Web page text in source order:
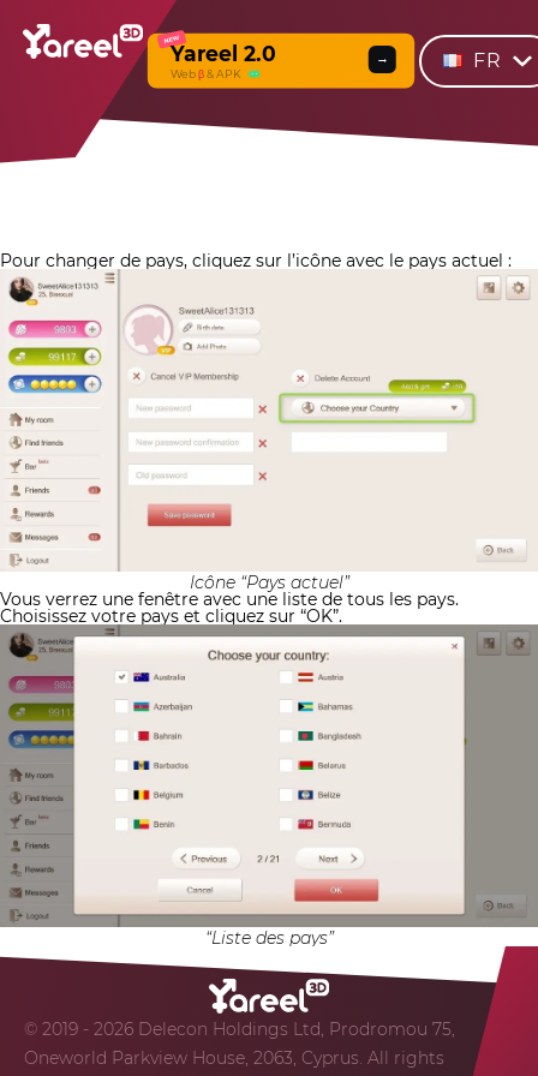
NEW
Yareel 2.0
Webβ & APK
→ FR
Pour changer de pays, cliquez sur l’icône avec le pays actuel :
Icône “Pays actuel”
Vous verrez une fenêtre avec une liste de tous les pays.
Choisissez votre pays et cliquez sur “OK”.
“Liste des pays”
© 2019 - 2026 Delecon Holdings Ltd, Prodromou 75,
Oneworld Parkview House, 2063, Cyprus. All rights